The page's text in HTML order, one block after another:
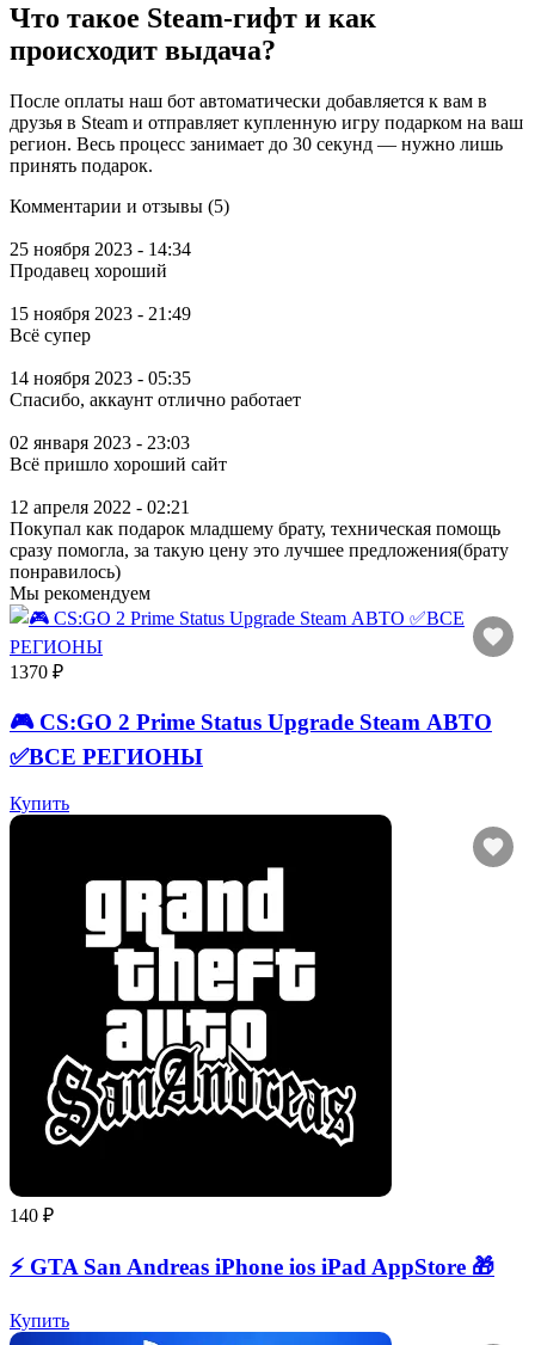
Что такое Steam-гифт и как
происходит выдача?
После оплаты наш бот автоматически добавляется к вам в
друзья в Steam и отправляет купленную игру подарком на ваш
регион. Весь процесс занимает до 30 секунд — нужно лишь
принять подарок.
Комментарии и отзывы (5)
25 ноября 2023 - 14:34
Продавец хороший
15 ноября 2023 - 21:49
Всё супер
14 ноября 2023 - 05:35
Спасибо, аккаунт отлично работает
02 января 2023 - 23:03
Всё пришло хороший сайт
12 апреля 2022 - 02:21
Покупал как подарок младшему брату, техническая помощь
сразу помогла, за такую цену это лучшее предложения(брату
понравилось)
Мы рекомендуем
1370 ₽
🎮 CS:GO 2 Prime Status Upgrade Steam АВТО
✅ВСЕ РЕГИОНЫ
Купить
140 ₽
⚡️ GTA San Andreas iPhone ios iPad AppStore 🎁
Купить